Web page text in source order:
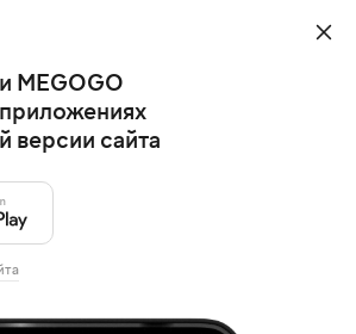
MEGOGO
версии сайта